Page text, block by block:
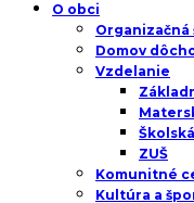
O obci
Domov
Vzdelanie
ZUŠ
Komunitné
Kultúra a